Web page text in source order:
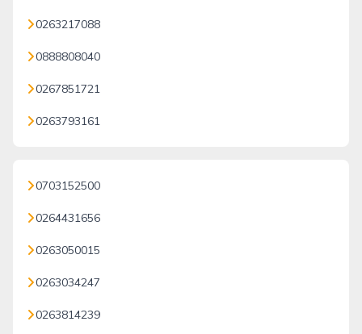
0263217088
0888808040
0267851721
0263793161
0703152500
0264431656
0263050015
0263034247
0263814239